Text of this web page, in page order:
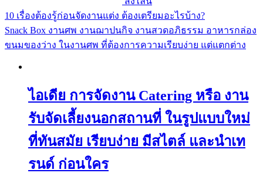
10 เรื่องต้องรู้ก่อนจัดงานแต่ง ต้องเตรียมอะไรบ้าง?
Snack Box งานศพ งานฌาปนกิจ งานสวดอภิธรรม อาหารกล่อง
ขนมของว่าง ในงานศพ ที่ต้องการความเรียบง่าย แต่แตกต่าง
ไอเดีย การจัดงาน Catering หรือ งาน
รับจัดเลี้ยงนอกสถานที่ ในรูปแบบใหม่
ที่ทันสมัย เรียบง่าย มีสไตล์ และนำเท
รนด์ ก่อนใคร